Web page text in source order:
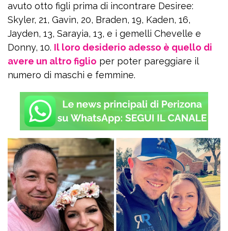
avuto otto figli prima di incontrare Desiree:
Skyler, 21, Gavin, 20, Braden, 19, Kaden, 16,
Jayden, 13, Sarayia, 13, e i gemelli Chevelle e
Donny, 10. Il loro desiderio adesso è quello di
avere un altro figlio per poter pareggiare il
numero di maschi e femmine.